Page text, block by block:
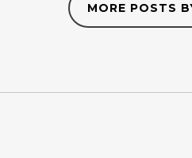
MORE POSTS